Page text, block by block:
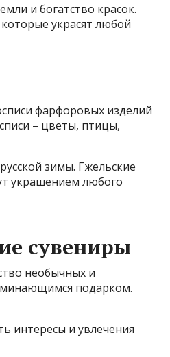
и богатство красок.
украсят любой
фарфоровых изделий
– цветы, птицы,
зимы. Гжельские
украшением любого
сувениры
необычных и
подарком.
интересы и увлечения